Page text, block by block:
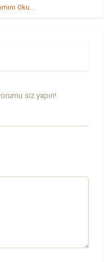
Oku...
siz yapın!